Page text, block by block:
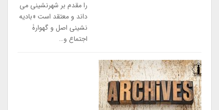
را مقدم بر شهرنشینی می
داند و معتقد است «بادیه
نشینی اصل و گهوارۀ
اجتماع و…